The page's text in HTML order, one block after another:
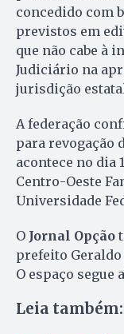
concedido com
previstos em
que não cabe à
Judiciário na
jurisdição
A federação
para revogação
acontece no dia
Centro-Oeste
Universidade
O Jornal Opção
prefeito Geraldo
O espaço segue
Leia também: